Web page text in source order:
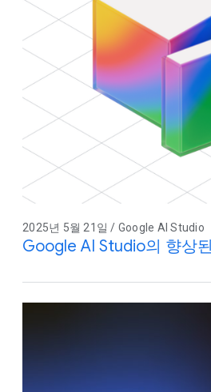
2025년 5월 21일 / Google AI Studio
Google AI Studio의 향상